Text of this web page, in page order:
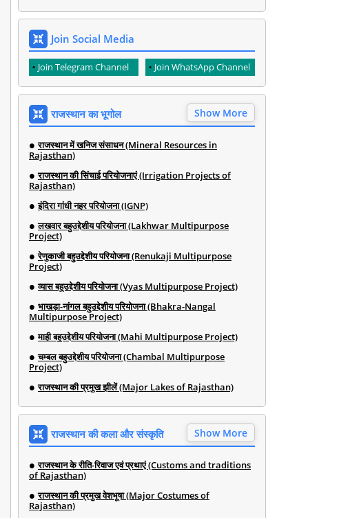
Join Social Media
Join Telegram Channel Join WhatsApp Channel
राजस्थान का भूगोल Show More
राजस्थान में खनिज संसाधन (Mineral Resources in
Rajasthan)
राजस्थान की सिंचाई परियोजनाएं (Irrigation Projects of
Rajasthan)
इंदिरा गांधी नहर परियोजना (IGNP)
लखवार बहुउद्देशीय परियोजना (Lakhwar Multipurpose
Project)
रेणुकाजी बहुउद्देशीय परियोजना (Renukaji Multipurpose
Project)
व्यास बहुउद्देशीय परियोजना (Vyas Multipurpose Project)
भाखड़ा-नांगल बहुउद्देशीय परियोजना (Bhakra-Nangal
Multipurpose Project)
माही बहुउद्देशीय परियोजना (Mahi Multipurpose Project)
चम्बल बहुउद्देशीय परियोजना (Chambal Multipurpose
Project)
राजस्थान की प्रमुख झीलें (Major Lakes of Rajasthan)
राजस्थान की कला और संस्कृति Show More
राजस्थान के रीति-रिवाज एवं प्रथाएं (Customs and traditions
of Rajasthan)
राजस्थान की प्रमुख वेशभूषा (Major Costumes of
Rajasthan)